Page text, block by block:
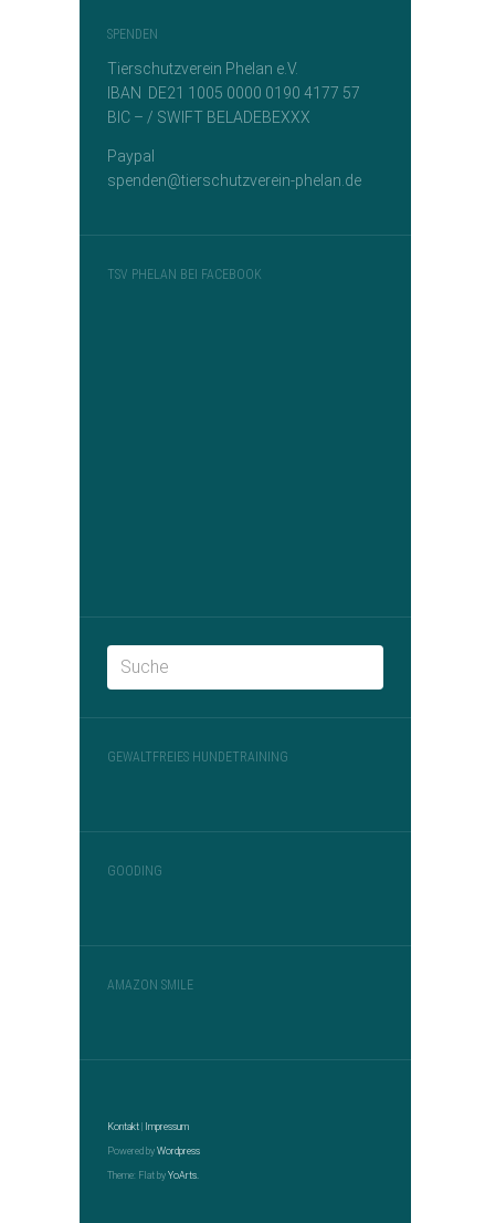
SPENDEN
Tierschutzverein Phelan e.V.
IBAN DE21 1005 0000 0190 4177 57
BIC – / SWIFT BELADEBEXXX
Paypal
spenden@tierschutzverein-phelan.de
TSV PHELAN BEI FACEBOOK
GEWALTFREIES HUNDETRAINING
GOODING
AMAZON SMILE
Kontakt Impressum
Powered by Wordpress
Theme: Flat by YoArts.